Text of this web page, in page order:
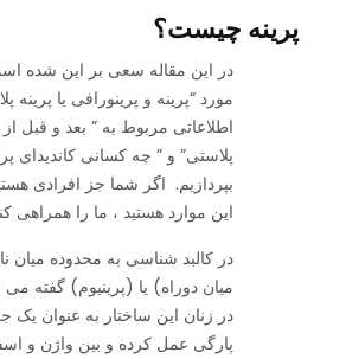
پرینه چیست؟
در این مقاله سعی بر این شده
مورد “پرینه و پرینورافی یا
اطلاعاتی مربوط به ” بعد و قبل از
پلاستی” و ” چه کسانی کاندیدای
بپردازیم. اگر شما جز افرادی
این موارد هستید ، ما را همراهی
در کالبد شناسی به محدوده میان
میان دوراه) یا (پرینیوم) گفته
در زنان این ساختار به عنوان یک
پارگی عمل کرده و بین واژن و